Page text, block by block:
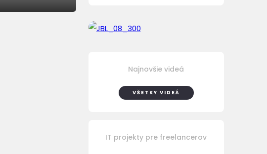
Najnovšie videá
VŠETKY VIDEÁ
IT projekty pre freelancerov